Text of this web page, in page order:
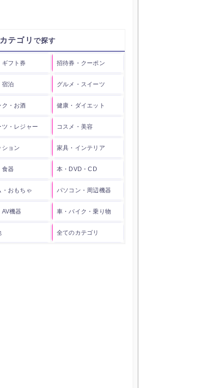
テゴリ
ギフト券 招待券・クーポン
宿泊 グルメ・スイーツ
ク・お酒 健康・ダイエット
ツ・レジャー コスメ・美容
ション 家具・インテリア
食器 本・DVD・CD
・おもちゃ パソコン・周辺機器
AV機器 車・バイク・乗り物
全てのカテゴリ